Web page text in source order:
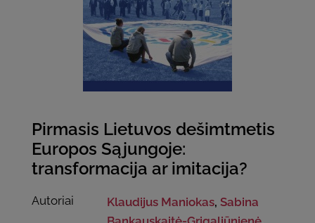
Pirmasis Lietuvos dešimtmetis
Europos Sąjungoje:
transformacija ar imitacija?
Autoriai Klaudijus Maniokas,Sabina